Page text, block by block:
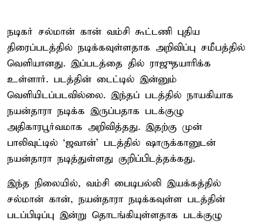
நடிகர் சல்மான் கான் வம்சி கூட்டணி புதிய
திரைப்படத்தில் நடிக்கவுள்ளதாக அறிவிப்பு சமீபத்தில்
வெளியானது. இப்படத்தை தில் ராஜுதயாரிக்க
உள்ளார். படத்தின் டைட்டில் இன்னும்
வெளியிடப்படவில்லை. இந்தப் படத்தில் நாயகியாக
நயன்தாரா நடிக்க இருப்பதாக படக்குழு
அதிகாரபூர்வமாக அறிவித்தது. இதற்கு முன்
பாலிவுட்டில் ‘ஜவான்’ படத்தில் ஷாருக்கானுடன்
நயன்தாரா நடித்துள்ளது குறிப்பிடத்தக்கது.
இந்த நிலையில், வம்சி பைடிபல்லி இயக்கத்தில்
சல்மான் கான், நயன்தாரா நடிக்கவுள்ள படத்தின்
படப்பிடிப்பு இன்று தொடங்கியுள்ளதாக படக்குழு